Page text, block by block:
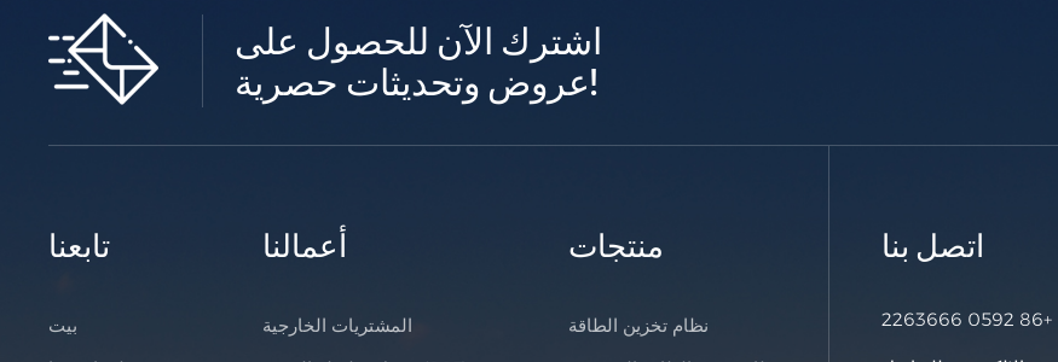
اشترك الآن للحصول على
عروض وتحديثات حصرية!
تابعنا
بيت
أعمالنا
المشتريات الخارجية
منتجات
نظام تخزين الطاقة
اتصل بنا
+86 0592 2263666